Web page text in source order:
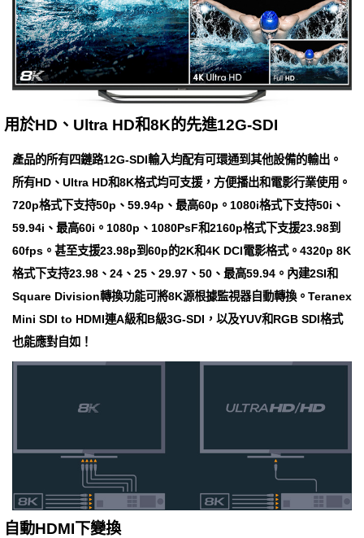
用於HD、Ultra HD和8K的先進12G-SDI
產品的所有四鏈路12G-SDI輸入均配有可環通到其他設備的輸出。
所有HD、Ultra HD和8K格式均可支援，方便播出和電影行業使用。
720p格式下支持50p、59.94p、最高60p。1080i格式下支持50i、
59.94i、最高60i。1080p、1080PsF和2160p格式下支援23.98到
60fps。甚至支援23.98p到60p的2K和4K DCI電影格式。4320p 8K
格式下支持23.98、24、25、29.97、50、最高59.94。內建2SI和
Square Division轉換功能可將8K源根據監視器自動轉換。Teranex
Mini SDI to HDMI連A級和B級3G-SDI，以及YUV和RGB SDI格式
也能應對自如！
自動HDMI下變換